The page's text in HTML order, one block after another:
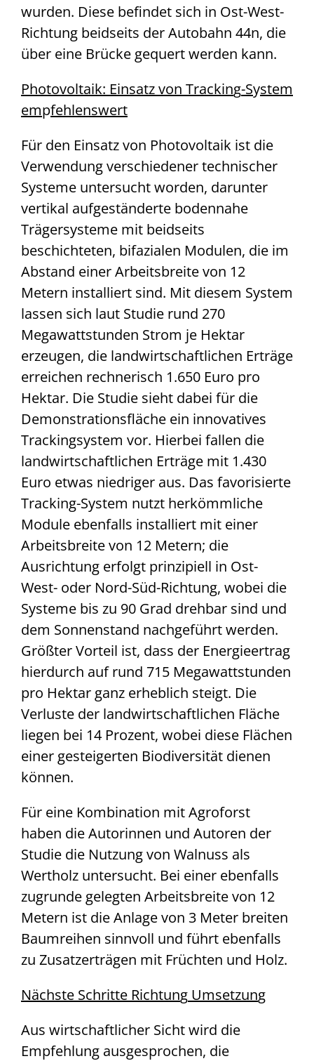
wurden. Diese befindet sich in Ost-West-
Richtung beidseits der Autobahn 44n, die
über eine Brücke gequert werden kann.
Photovoltaik: Einsatz von Tracking-System
empfehlenswert
Für den Einsatz von Photovoltaik ist die
Verwendung verschiedener technischer
Systeme untersucht worden, darunter
vertikal aufgeständerte bodennahe
Trägersysteme mit beidseits
beschichteten, bifazialen Modulen, die im
Abstand einer Arbeitsbreite von 12
Metern installiert sind. Mit diesem System
lassen sich laut Studie rund 270
Megawattstunden Strom je Hektar
erzeugen, die landwirtschaftlichen Erträge
erreichen rechnerisch 1.650 Euro pro
Hektar. Die Studie sieht dabei für die
Demonstrationsfläche ein innovatives
Trackingsystem vor. Hierbei fallen die
landwirtschaftlichen Erträge mit 1.430
Euro etwas niedriger aus. Das favorisierte
Tracking-System nutzt herkömmliche
Module ebenfalls installiert mit einer
Arbeitsbreite von 12 Metern; die
Ausrichtung erfolgt prinzipiell in Ost-
West- oder Nord-Süd-Richtung, wobei die
Systeme bis zu 90 Grad drehbar sind und
dem Sonnenstand nachgeführt werden.
Größter Vorteil ist, dass der Energieertrag
hierdurch auf rund 715 Megawattstunden
pro Hektar ganz erheblich steigt. Die
Verluste der landwirtschaftlichen Fläche
liegen bei 14 Prozent, wobei diese Flächen
einer gesteigerten Biodiversität dienen
können.
Für eine Kombination mit Agroforst
haben die Autorinnen und Autoren der
Studie die Nutzung von Walnuss als
Wertholz untersucht. Bei einer ebenfalls
zugrunde gelegten Arbeitsbreite von 12
Metern ist die Anlage von 3 Meter breiten
Baumreihen sinnvoll und führt ebenfalls
zu Zusatzerträgen mit Früchten und Holz.
Nächste Schritte RichtungUmsetzung
Aus wirtschaftlicher Sicht wird die
Empfehlung ausgesprochen, die